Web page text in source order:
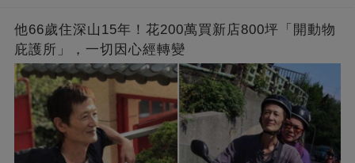
他66歲住深山15年！花200萬買新店800坪「開動物
庇護所」，一切因心經轉變